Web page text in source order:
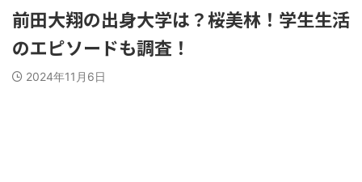
前田大翔の出身大学は？桜美林！学生生活
のエピソードも調査！
2024年11月6日